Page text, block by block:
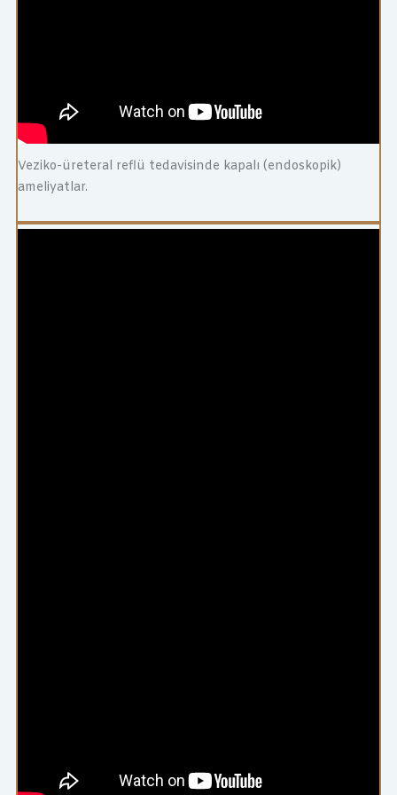
Veziko-üreteral reflü tedavisinde kapalı (endoskopik)
ameliyatlar.